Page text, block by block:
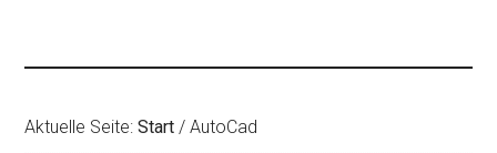
Aktuelle Seite:Start / AutoCad